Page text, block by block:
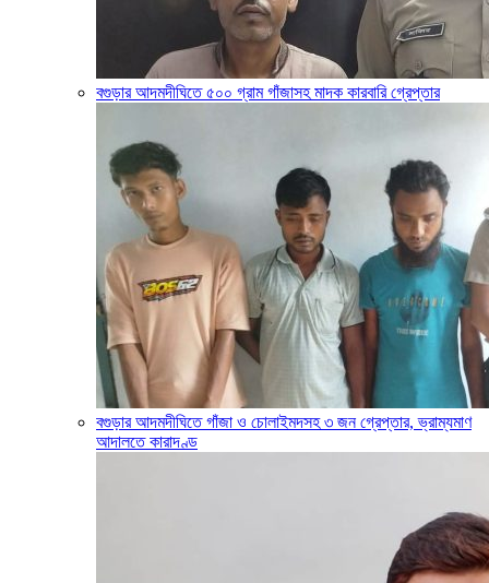
বগুড়ার আদমদীঘিতে ৫০০ গ্রাম গাঁজাসহ মাদক কারবারি গ্রেপ্তার
বগুড়ার আদমদীঘিতে গাঁজা ও চোলাইমদসহ ৩ জন গ্রেপ্তার, ভ্রাম্যমাণ
আদালতে কারাদণ্ড